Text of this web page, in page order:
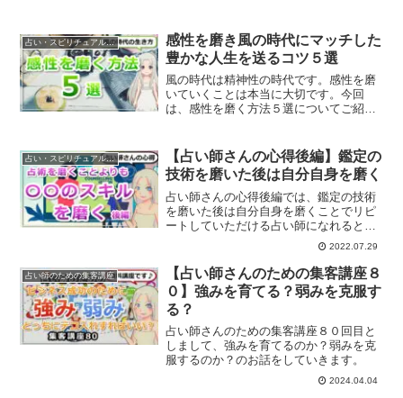
占い・スピリチュアルビジネス
感性を磨き風の時代にマッチした
豊かな人生を送るコツ５選
風の時代は精神性の時代です。感性を磨
いていくことは本当に大切です。今回
は、感性を磨く方法５選についてご紹介
占い・スピリチュアルビジネス
【占い師さんの心得後編】鑑定の
技術を磨いた後は自分自身を磨く
占い師さんの心得後編では、鑑定の技術
を磨いた後は自分自身を磨くことでリピ
ートしていただける占い師になれるとい
2022.07.29
占い師のための集客講座
【占い師さんのための集客講座８
０】強みを育てる？弱みを克服す
る？
占い師さんのための集客講座８０回目と
しまして、強みを育てるのか？弱みを克
服するのか？のお話をしていきます。
2024.04.04